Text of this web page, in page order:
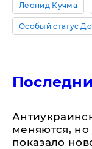
Леонид Кучма
Особый статус
меняются, но
показало